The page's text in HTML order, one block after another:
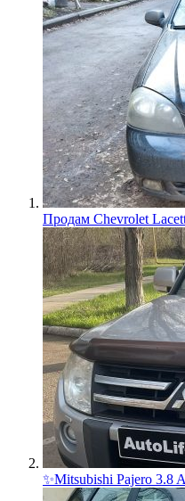
Продам Chevrolet
✨Mitsubishi Pajero 3.8